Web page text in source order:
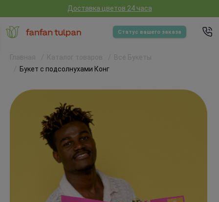
Доставка цветов 24 часа
Статус вашего заказа
Главная Каталог товаров
Все Букеты
Букет с подсолнухами Конг